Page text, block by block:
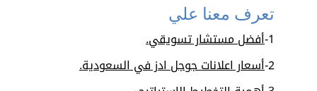
تعرف معنا علي
1-أفضل مستشار تسويقي.
2-أسعار اعلانات جوجل ادز في السعودية.